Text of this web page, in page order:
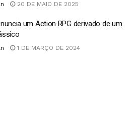
20 DE MAIO DE 2025
um Action RPG derivado de um
1 DE MARÇO DE 2024